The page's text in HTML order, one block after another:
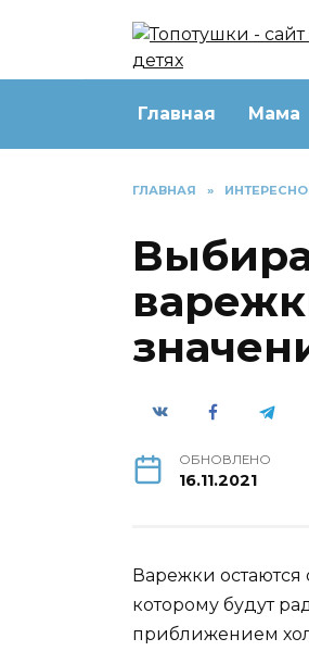
Главная Мама
ГЛАВНАЯ »
ОБНОВЛЕНО
16.11.2021
Варежки
которому будут
приближением